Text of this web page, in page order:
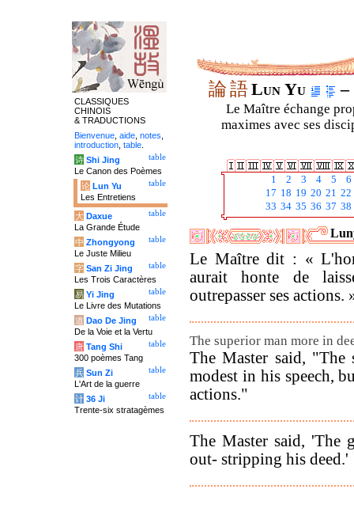
論語Lun Yu –
Le Maître échange
maximes avec ses
1 2 3 4 5
6
17 18 19 20 21 22
33 34 35 36 37 38
Le Maître dit : «
aurait honte de
outrepasser ses actions.
The superior man more in
The Master said, "The
modest in his speech,
actions."
The Master said, 'The
out- stripping his deed.'
CLASSIQUES
CHINOIS
& TRADUCTIONS
Bienvenue aide notes
introduction table
table
诗 Shi Jing
Le Canon des Poèmes
table
论 Lun Yu
Les Entretiens
table
大 Daxue
La Grande Étude
table
中 Zhongyong
Le Juste Milieu
table
字 San Zi Jing
Les Trois Caractères
table
易 Yi Jing
Le Livre des Mutations
table
道 Dao De Jing
De la Voie et la Vertu
table
唐 Tang Shi
300 poèmes Tang
table
兵 Sun Zi
L'Art de la guerre
table
计 36 Ji
Trente-six stratagèmes